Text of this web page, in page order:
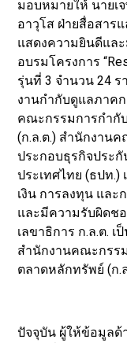
มอบหมายให้ นายเ
อาวุโส ฝ่ายสื่อสาร
แสดงความยินดีแล
อบรมโครงการ
รุ่นที่ 3 จำนวน 24
งานกำกับดูแลภาค
คณะกรรมการกำกั
(ก.ล.ต.) สำนักงาน
ประกอบธุรกิจประ
ประเทศไทย (ธปท.)
เงิน การลงทุน และ
และมีความรับผิดช
เลขาธิการ ก.ล.ต.
สำนักงานคณะกรร
ตลาดหลักทรัพย์ (ก.
ปัจจุบัน ผู้ให้ข้อมูลด้